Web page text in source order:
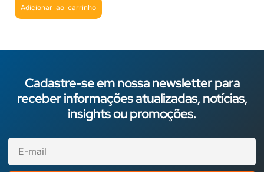
Adicionar ao carrinho
Cadastre-se em nossa newsletter para
receber informações atualizadas, notícias,
insights ou promoções.